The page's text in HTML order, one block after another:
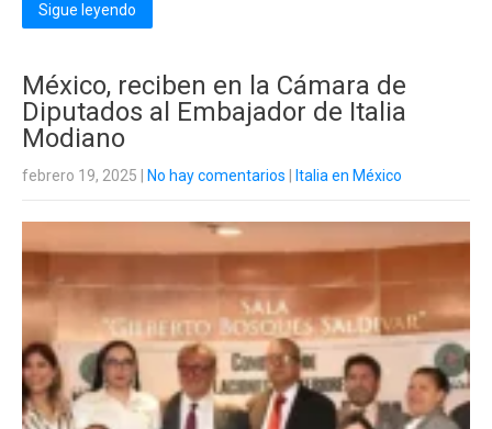
Sigue leyendo
México, reciben en la Cámara de
Diputados al Embajador de Italia
Modiano
febrero 19, 2025 No hay comentarios Italia en México